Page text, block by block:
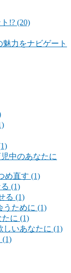
!? (20)
力をナビゲート
中のあなたに
め直す (1)
(1)
る (1)
うために (1)
に (1)
いあなたに (1)
(1)